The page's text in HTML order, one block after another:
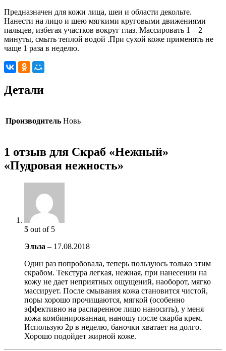
Предназначен для кожи лица, шеи и области декольте.
Нанести на лицо и шею мягкими круговыми движениями
пальцев, избегая участков вокруг глаз. Массировать 1 – 2
минуты, смыть теплой водой .При сухой коже применять не
чаще 1 раза в неделю.
Детали
Производитель Новь
1 отзыв для Скраб «Нежный»
«Пудровая нежность»
5 out of 5
Эльза – 17.08.2018
Один раз попробовала, теперь пользуюсь только этим
скрабом. Текстура легкая, нежная, при нанесении на
кожу не дает неприятных ощущений, наоборот, мягко
массирует. После смывания кожа становится чистой,
поры хорошо прочищаются, мягкой (особенно
эффективно на распаренное лицо наносить), у меня
кожа комбинированная, наношу после скарба крем.
Использую 2р в неделю, баночки хватает на долго.
Хорошо подойдет жирной коже.